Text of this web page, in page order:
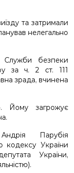
та затримали
нелегально
Служби безпеки
за ч. 2 ст. 111
зрада, вчинена
Йому загрожує
Парубія
кодексу України
України,